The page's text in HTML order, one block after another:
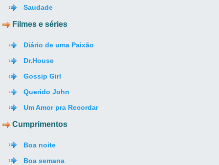
Saudade
Filmes e séries
Diário de uma Paixão
Dr.House
Gossip Girl
Querido John
Um Amor pra Recordar
Cumprimentos
Boa noite
Boa semana